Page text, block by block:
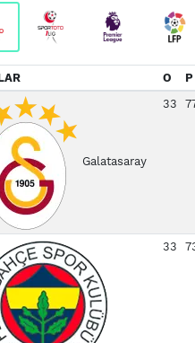
O P
Galatasaray
33
33